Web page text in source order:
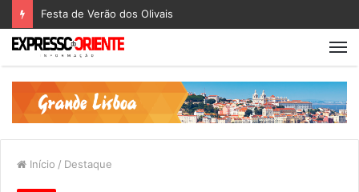
Festa de Verão dos Olivais
Início / Destaque